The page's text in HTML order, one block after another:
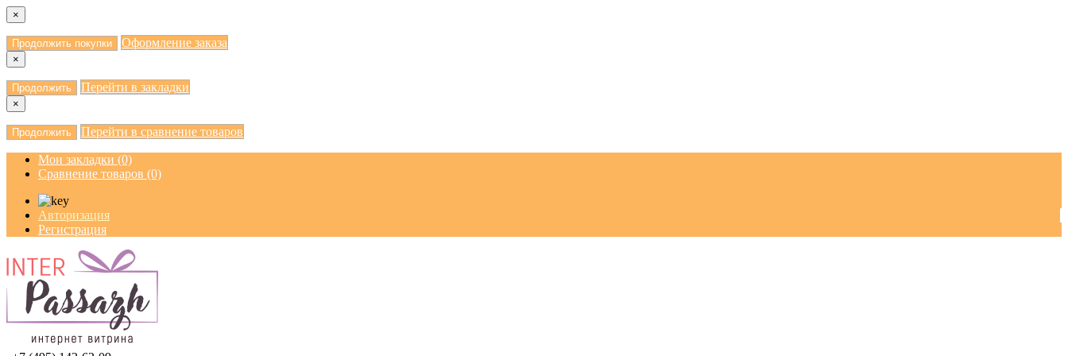
×
Продолжить покупки Оформление заказа
×
Продолжить Перейти в закладки
×
Продолжить Перейти в сравнение товаров
Мои закладки (0)
Сравнение товаров (0)
Авторизация
Регистрация